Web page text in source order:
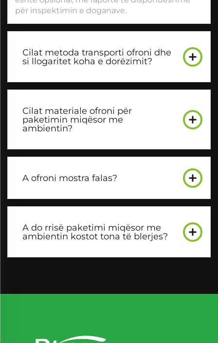
për inspektimin e doganave.
Cilat metoda transporti ofroni dhe
si llogaritet koha e dorëzimit?
Cilat materiale ofroni për
paketimin miqësor me
ambientin?
A ofroni mostra falas?
A do rrisë paketimi miqësor me
ambientin kostot tona të blerjes?